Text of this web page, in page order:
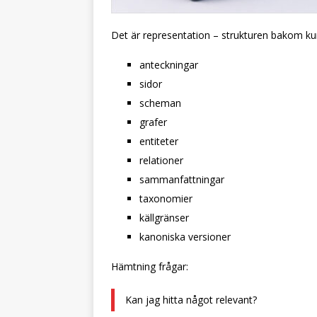
Det är representation – strukturen bakom
anteckningar
sidor
scheman
grafer
entiteter
relationer
sammanfattningar
taxonomier
källgränser
kanoniska versioner
Hämtning frågar:
Kan jag hitta något relevant?